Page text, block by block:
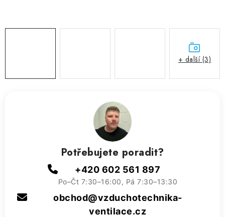
+ další (3)
Potřebujete poradit?
+420 602 561 897
Po–Čt 7:30–16:00, Pá 7:30–13:30
obchod@vzduchotechnika-
ventilace.cz